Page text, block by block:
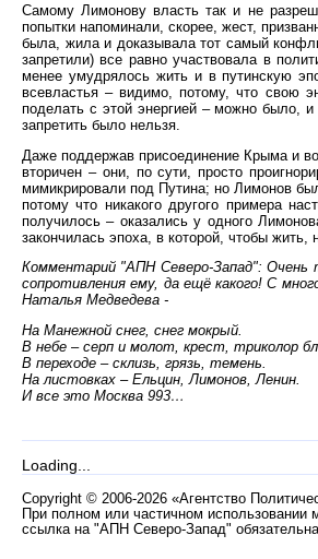
Самому Лимонову власть так и не
попытки напоминали, скорее, жест,
была, жила и доказывала тот самый
запретили) все равно участвовала в
менее умудрялось жить и в путинскую
всевластья – видимо, потому, что свою
поделать с этой энергией – можно было,
запретить было нельзя.
Даже поддержав присоединение Крыма и
вторичен – они, по сути, просто
мимикрировали под Путина; но Лимонов
потому что никакого другого примера
получилось – оказались у одного
закончилась эпоха, в которой, чтобы жить,
Комментарий "АПН Северо-Запад": Очень
сопротивления ему, да ещё какого! С
Наталья Медведева -
На Манежной снег, снег мокрый.
В небе – серп и молот, крест, триколор
В переходе – склизь, грязь, темень.
На листовках – Ельцин, Лимонов, Ленин.
И все это Москва 993…
Loading...
Copyright © 2006-2026 «Агентство
При полном или частичном использовании
ссылка на "АПН Северо-Запад" обязательна